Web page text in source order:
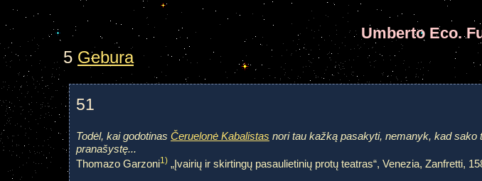
Umberto Eco.
5 Gebura
51
Todėl, kai godotinas Čeruelonė Kabalistas nori tau kažką pasakyti, nemanyk, kad sako
pranašystę...
Thomazo Garzoni1) „Įvairių ir skirtingų pasaulietinių protų teatras“, Venezia, Zanfretti,